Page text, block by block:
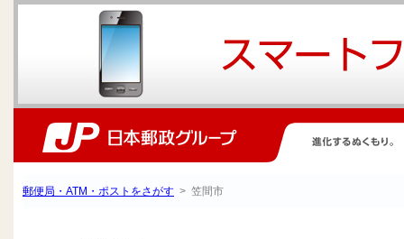
郵便局・ATM・ポストをさがす > 笠間市